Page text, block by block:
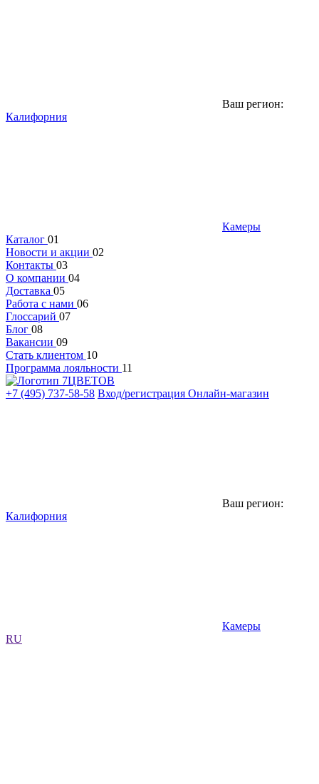
Ваш регион:
Калифорния
Камеры
Каталог 01
Новости и акции 02
Контакты 03
О компании 04
Доставка 05
Работа с нами 06
Глоссарий 07
Блог 08
Вакансии 09
Стать клиентом 10
Программа лояльности 11
+7 (495) 737-58-58 Вход/регистрация Онлайн-магазин
Ваш регион:
Калифорния
Камеры
RU